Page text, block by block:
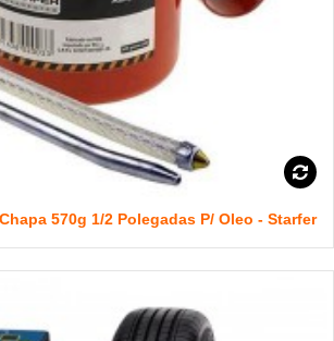
570g 1/2 Polegadas P/ Oleo - Starfer